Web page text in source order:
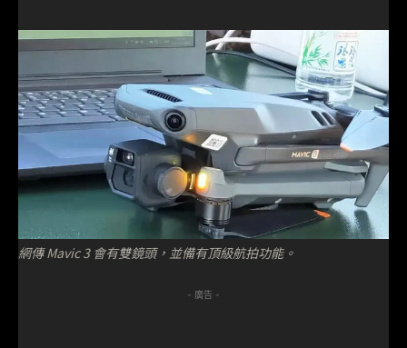
網傳 Mavic 3 會有雙鏡頭，並備有頂級航拍功能。
- 廣告 -